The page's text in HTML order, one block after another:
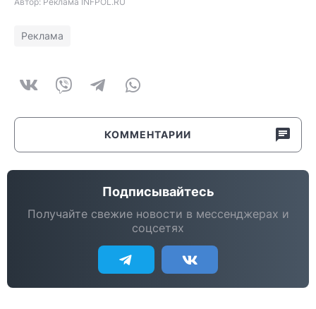
Реклама
КОММЕНТАРИИ
Подписывайтесь
Получайте свежие новости в мессенджерах и
соцсетях